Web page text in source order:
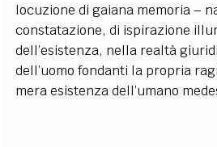
locuzione di gaiana memoria –
constatazione, di ispirazione
dell’esistenza, nella realtà
dell’uomo fondanti la propria
mera esistenza dell’umano